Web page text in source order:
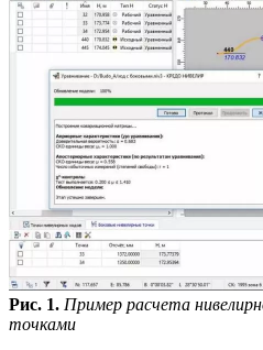
Рис. 1. Пример расчета
точками